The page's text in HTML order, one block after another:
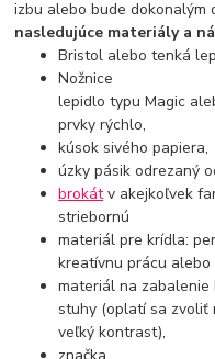
izbu alebo bude dokonalým
nasledujúce materiály a
Bristol alebo tenká
Nožnice
lepidlo typu Magic
prvky rýchlo,
kúsok sivého papiera,
úzky pásik odrezaný
brokátv akejkoľvek
striebornú
materiál pre krídla:
kreatívnu prácu
materiál na
stuhy (oplatí sa zvoliť
veľký kontrast),
značka